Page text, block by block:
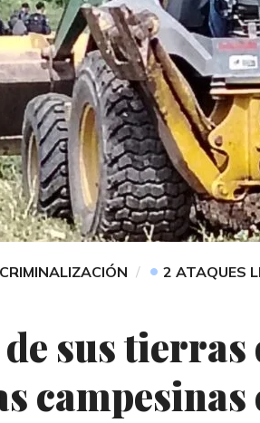
• 2 ATAQUES
sus tierras
campesinas